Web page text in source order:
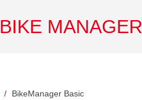
BIKE MANAGER
BikeManager Basic